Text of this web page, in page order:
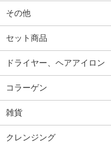
その他
セット商品
ドライヤー、ヘアアイロン
コラーゲン
雑貨
クレンジング